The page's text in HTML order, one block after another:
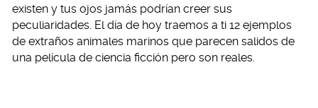
existen y tus ojos jamás podrían creer sus
peculiaridades. El día de hoy traemos a ti 12 ejemplos
de extraños animales marinos que parecen salidos de
una película de ciencia ficción pero son reales.